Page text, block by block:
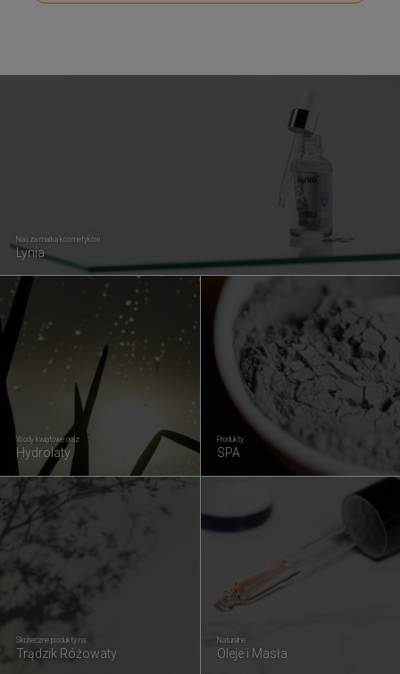
Nasza marka kosmetyków
Lynia
Wody kwiatowe oraz
Hydrolaty
Produkty
SPA
Skuteczne produkty na
Trądzik Różowaty
Naturalne
Oleje i Masła